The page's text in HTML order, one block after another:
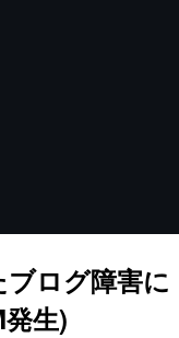
ログ障害に
生)